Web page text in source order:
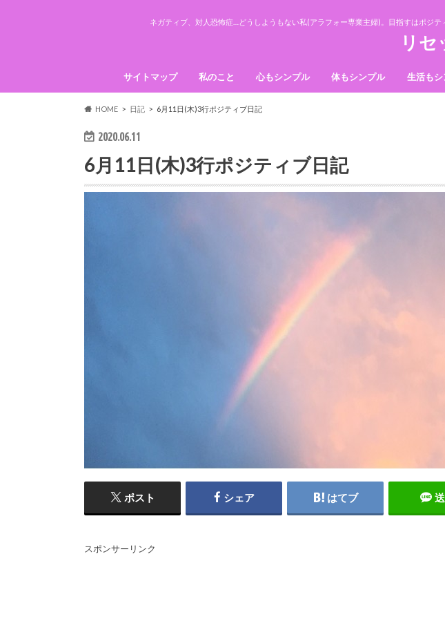
ネガティブ、対人恐怖症…どうしようもない私(アラフォー専業主婦)。目指すはポジ
リセ
サイトマップ 私のこと 心もシンプル 体もシンプル 生活もシ
HOME 日記 6月11日(木)3行ポジティブ日記
2020.06.11
6月11日(木)3行ポジティブ日記
ポスト シェア はてブ
スポンサーリンク